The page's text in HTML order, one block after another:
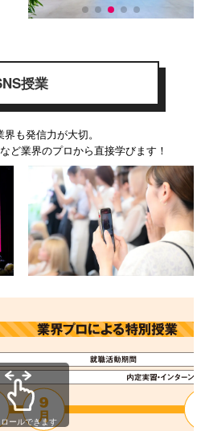
授業
も発信力が大切。
ど業界のプロから直接学びます！
ールできます